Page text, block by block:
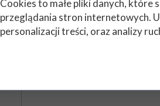
Cookies to małe pliki danych, które
przeglądania stron internetowych.
personalizacji treści, oraz analizy